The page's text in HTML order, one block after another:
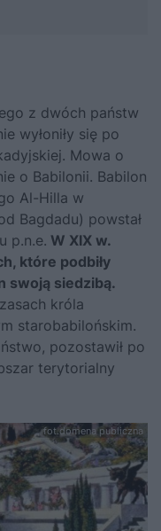
z dwóch państw
wyłoniły się po
Mowa o
o Babilonii. Babilon
Al-Hilla w
Bagdadu) powstał
p.n.e. W XIX w.
które podbiły
swoją siedzibą.
króla
starobabilońskim.
pozostawił po
terytorialny
fot.domena publiczna